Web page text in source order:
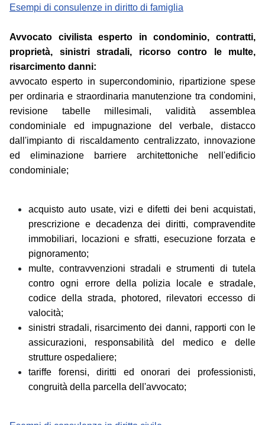
Esempi di consulenze in diritto di famiglia
Avvocato civilista esperto in condominio, contratti,
proprietà, sinistri stradali, ricorso contro le multe,
risarcimento danni:
avvocato esperto in supercondominio, ripartizione spese
per ordinaria e straordinaria manutenzione tra condomini,
revisione tabelle millesimali, validità assemblea
condominiale ed impugnazione del verbale, distacco
dall'impianto di riscaldamento centralizzato, innovazione
ed eliminazione barriere architettoniche nell'edificio
condominiale;
acquisto auto usate, vizi e difetti dei beni acquistati,
prescrizione e decadenza dei diritti, compravendite
immobiliari, locazioni e sfratti, esecuzione forzata e
pignoramento;
multe, contravvenzioni stradali e strumenti di tutela
contro ogni errore della polizia locale e stradale,
codice della strada, photored, rilevatori eccesso di
valocità;
sinistri stradali, risarcimento dei danni, rapporti con le
assicurazioni, responsabilità del medico e delle
strutture ospedaliere;
tariffe forensi, diritti ed onorari dei professionisti,
congruità della parcella dell'avvocato;